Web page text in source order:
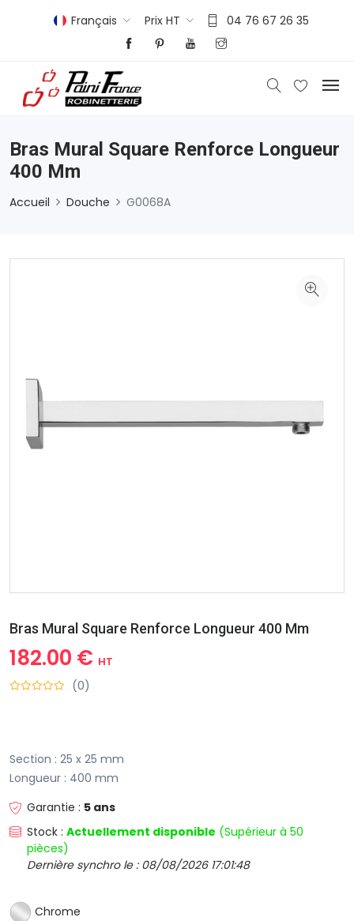
Français Prix HT 04 76 67 26 35
Bras Mural Square Renforce Longueur
400 Mm
Accueil Douche G0068A
Bras Mural Square Renforce Longueur 400 Mm
182.00 € HT
(0)
Section : 25 x 25 mm
​Longueur : 400 mm
Garantie : 5 ans
Stock : Actuellement disponible (Supérieur à 50
pièces)
Dernière synchro le : 08/08/2026 17:01:48
Chrome